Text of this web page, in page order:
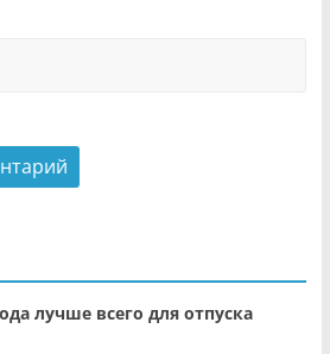
лучше всего для отпуска